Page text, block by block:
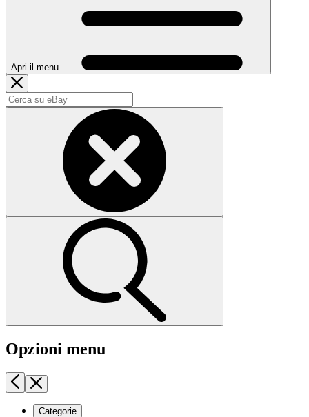
Apri il menu
Opzioni menu
Categorie